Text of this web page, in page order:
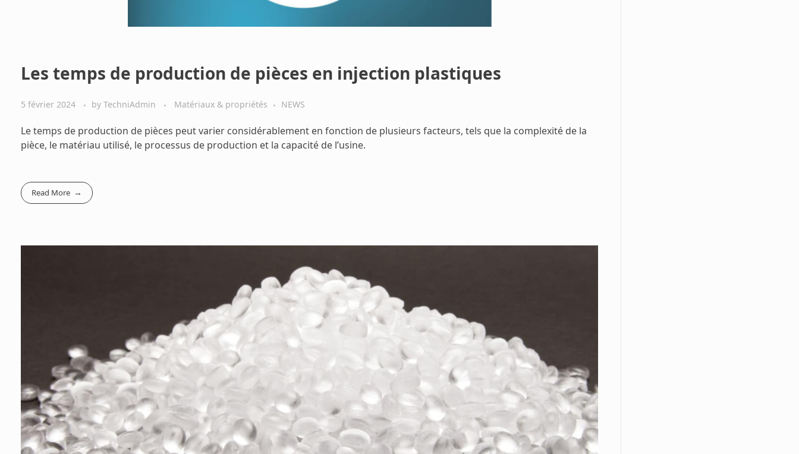
Les temps de production de pièces en injection plastiques
5 février 2024 by TechniAdmin Matériaux & propriétés NEWS
Le temps de production de pièces peut varier considérablement en fonction de plusieurs facteurs, tels que la complexité de la
pièce, le matériau utilisé, le processus de production et la capacité de l’usine.
Read More